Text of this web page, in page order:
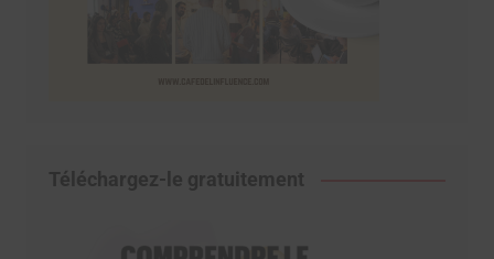
Téléchargez-le gratuitement